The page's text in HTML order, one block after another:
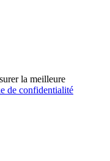
la meilleure
de confidentialité